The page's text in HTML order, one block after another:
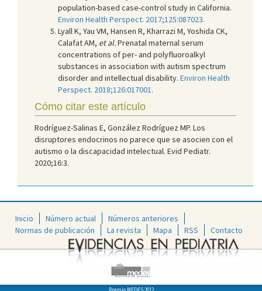
population-based case-control study in California.
Environ Health Perspect. 2017;125:087023.
Lyall K, Yau VM, Hansen R, Kharrazi M, Yoshida CK,
Calafat AM, et al.Prenatal maternal serum
concentrations of per- and polyfluoroalkyl
substances in association with autism spectrum
disorder and intellectual disability. Environ Health
Perspect. 2018;126:017001.
Cómo citar este artículo
Rodríguez-Salinas E, González Rodríguez MP. Los
disruptores endocrinos no parece que se asocien con el
autismo o la discapacidad intelectual. Evid Pediatr.
2020;16:3.
Inicio Número actual
Números anteriores
Normas de publicación
La revista Mapa RSS Contacto
Premio MEDES 2012